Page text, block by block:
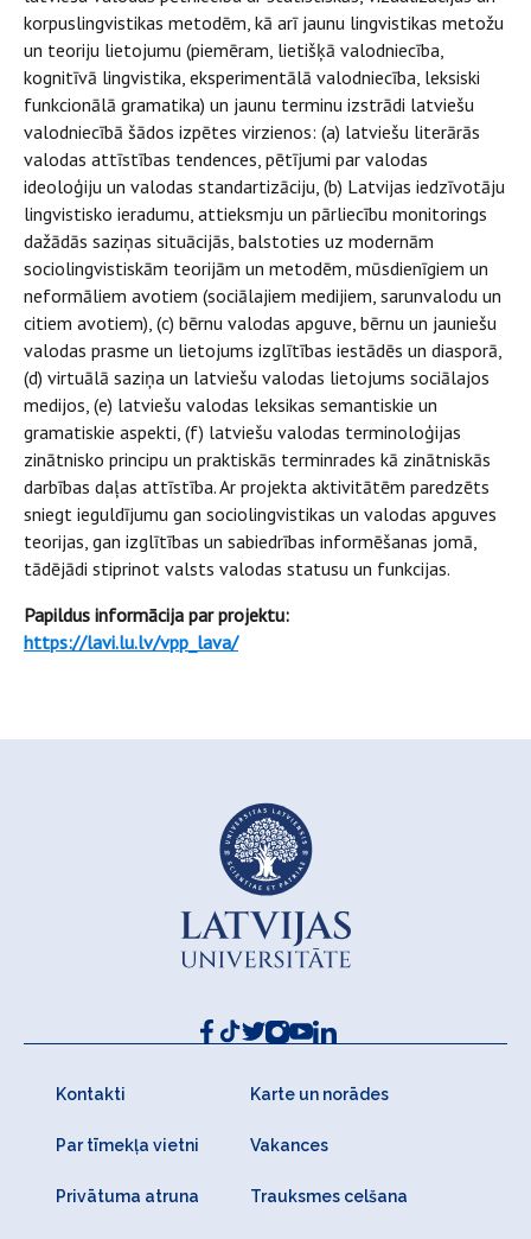
korpuslingvistikas metodēm, kā arī jaunu lingvistikas metožu
un teoriju lietojumu (piemēram, lietišķā valodniecība,
kognitīvā lingvistika, eksperimentālā valodniecība, leksiski
funkcionālā gramatika) un jaunu terminu izstrādi latviešu
valodniecībā šādos izpētes virzienos: (a) latviešu literārās
valodas attīstības tendences, pētījumi par valodas
ideoloģiju un valodas standartizāciju, (b) Latvijas iedzīvotāju
lingvistisko ieradumu, attieksmju un pārliecību monitorings
dažādās saziņas situācijās, balstoties uz modernām
sociolingvistiskām teorijām un metodēm, mūsdienīgiem un
neformāliem avotiem (sociālajiem medijiem, sarunvalodu un
citiem avotiem), (c) bērnu valodas apguve, bērnu un jauniešu
valodas prasme un lietojums izglītības iestādēs un diasporā,
(d) virtuālā saziņa un latviešu valodas lietojums sociālajos
medijos, (e) latviešu valodas leksikas semantiskie un
gramatiskie aspekti, (f) latviešu valodas terminoloģijas
zinātnisko principu un praktiskās terminrades kā zinātniskās
darbības daļas attīstība. Ar projekta aktivitātēm paredzēts
sniegt ieguldījumu gan sociolingvistikas un valodas apguves
teorijas, gan izglītības un sabiedrības informēšanas jomā,
tādējādi stiprinot valsts valodas statusu un funkcijas.
Papildus informācija par projektu:
https://lavi.lu.lv/vpp_lava/
Kontakti Karte un norādes
Par tīmekļa vietni Vakances
Privātuma atruna Trauksmes celšana